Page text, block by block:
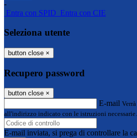
-
Entra con SPID Entra con CIE
Seleziona utente
button close ×
Recupero password
button close ×
E-mail
all'indirizzo indicato con le istruzioni necessarie.
E-mail inviata, si prega di controllare la